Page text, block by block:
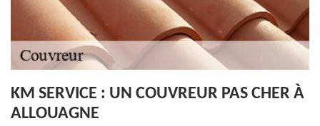
KM SERVICE : UN COUVREUR PAS CHER À
ALLOUAGNE